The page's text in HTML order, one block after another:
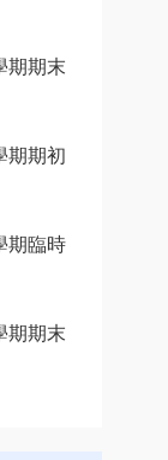
期期末
期期初
期臨時
期期末